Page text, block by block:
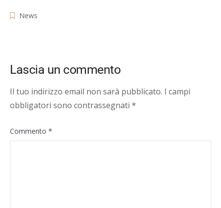
News
Lascia un commento
Il tuo indirizzo email non sarà pubblicato. I campi
obbligatori sono contrassegnati *
Commento *